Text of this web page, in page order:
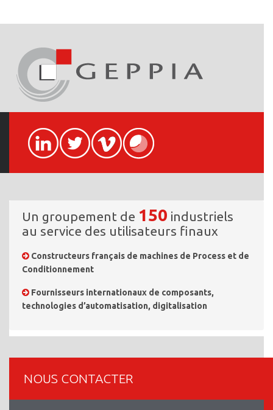
Un groupement de 150 industriels
au service des utilisateurs finaux
Constructeurs français de machines de Process et de
Conditionnement
Fournisseurs internationaux de composants,
technologies d’automatisation, digitalisation
NOUS CONTACTER